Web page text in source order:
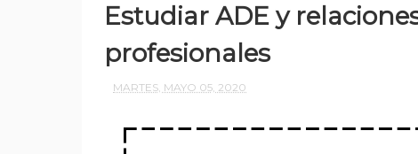
Estudiar ADE y
profesionales
MARTES, MAYO 05, 2020